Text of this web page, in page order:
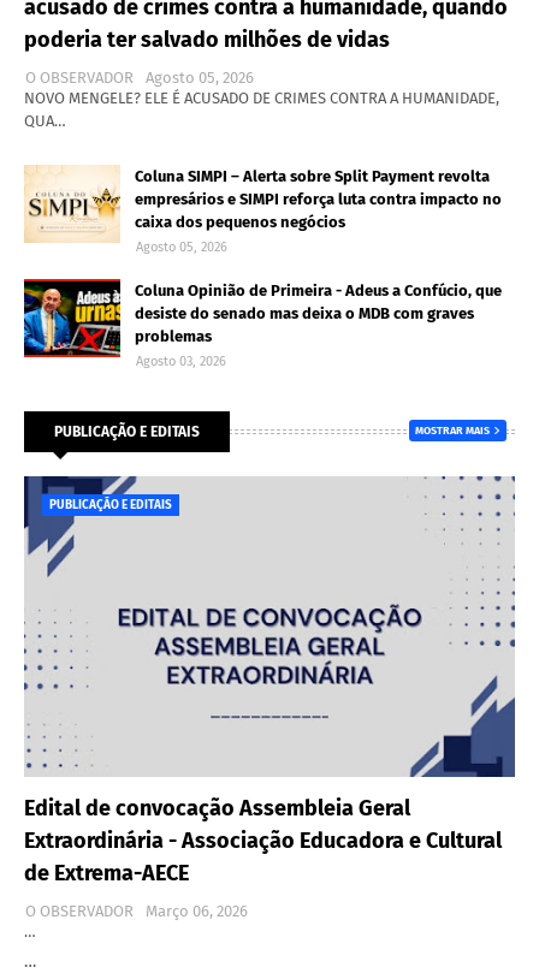
acusado de crimes contra a humanidade, quando
poderia ter salvado milhões de vidas
O OBSERVADOR
Agosto 05, 2026
NOVO MENGELE? ELE É ACUSADO DE CRIMES CONTRA A HUMANIDADE,
QUA…
Coluna SIMPI – Alerta sobre Split Payment revolta
empresários e SIMPI reforça luta contra impacto no
caixa dos pequenos negócios
Agosto 05, 2026
Coluna Opinião de Primeira - Adeus a Confúcio, que
desiste do senado mas deixa o MDB com graves
problemas
Agosto 03, 2026
PUBLICAÇÃO E EDITAIS MOSTRAR MAIS
PUBLICAÇÃO E EDITAIS
Edital de convocação Assembleia Geral
Extraordinária - Associação Educadora e Cultural
de Extrema-AECE
O OBSERVADOR
Março 06, 2026
…
…